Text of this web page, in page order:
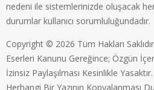
nedeni ile sistemlerinizde oluşacak
durumlar kullanıcı sorumluluğundadır.
Copyright © 2026 Tüm Hakları
Eserleri Kanunu Gereğince; Özgün
İzinsiz Paylaşılması Kesinlikle
Herhangi Bir Yazının Kopyalanması